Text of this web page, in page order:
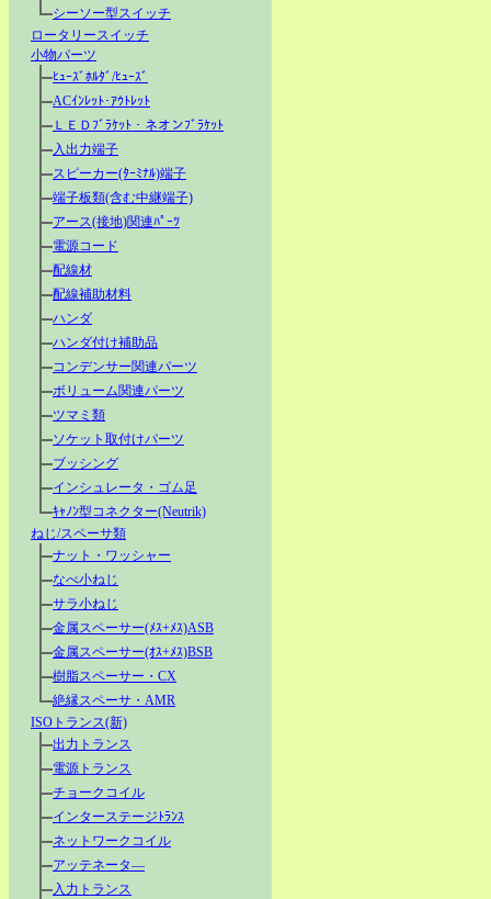
シーソー型スイッチ
ロータリースイッチ
小物パーツ
ﾋｭｰｽﾞﾎﾙﾀﾞ/ﾋｭｰｽﾞ
ACｲﾝﾚｯﾄ･ｱｳﾄﾚｯﾄ
ＬＥＤﾌﾞﾗｹｯﾄ・ネオンﾌﾞﾗｹｯﾄ
入出力端子
スピーカー(ﾀｰﾐﾅﾙ)端子
端子板類(含む中継端子)
アース(接地)関連ﾊﾟｰﾂ
電源コード
配線材
配線補助材料
ハンダ
ハンダ付け補助品
コンデンサー関連パーツ
ボリューム関連パーツ
ツマミ類
ソケット取付けパーツ
ブッシング
インシュレータ・ゴム足
ｷｬﾉﾝ型コネクター(Neutrik)
ねじ/スペーサ類
ナット・ワッシャー
なべ小ねじ
サラ小ねじ
金属スペーサー(ﾒｽ+ﾒｽ)ASB
金属スペーサー(ｵｽ+ﾒｽ)BSB
樹脂スペーサー・CX
絶縁スペーサ・AMR
ISOトランス(新)
出力トランス
電源トランス
チョークコイル
インターステージﾄﾗﾝｽ
ネットワークコイル
アッテネータ―
入力トランス